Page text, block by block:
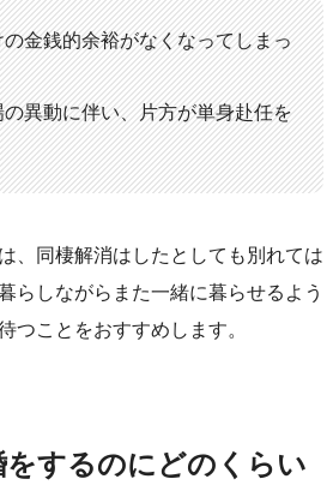
金銭的余裕がなくなってしまっ
異動に伴い、片方が単身赴任を
、同棲解消はしたとしても別れては
らしながらまた一緒に暮らせるよう
つことをおすすめします。
をするのにどのくらい